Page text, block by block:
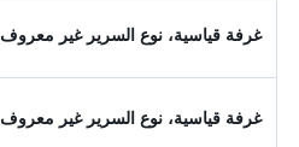
غرفة قياسية، نوع السرير غير معروف
غرفة قياسية، نوع السرير غير معروف